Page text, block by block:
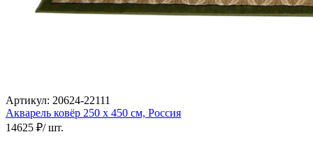
Артикул: 20624-22111
Акварель ковёр 250 х 450 см, Россия
14625 ₽/ шт.